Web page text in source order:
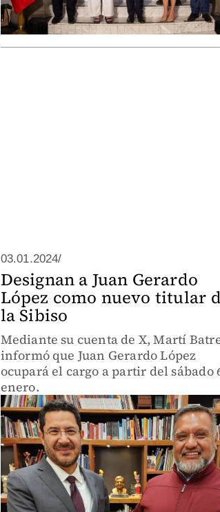
03.01.2024/
Designan a Juan Gerardo
López como nuevo titular
la Sibiso
Mediante su cuenta de X, Martí
informó que Juan Gerardo López
ocupará el cargo a partir del sábado
enero.